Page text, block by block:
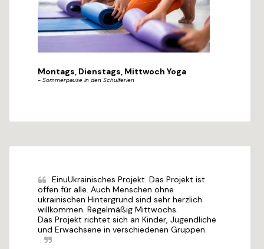
Montags, Dienstags, Mittwoch Yoga
- Sommerpause in den Schulferien
EinuUkrainisches Projekt. Das Projekt ist
offen für alle. Auch Menschen ohne
ukrainischen Hintergrund sind sehr herzlich
willkommen. Regelmäßig Mittwochs.
Das Projekt richtet sich an Kinder, Jugendliche
und Erwachsene in verschiedenen Gruppen.